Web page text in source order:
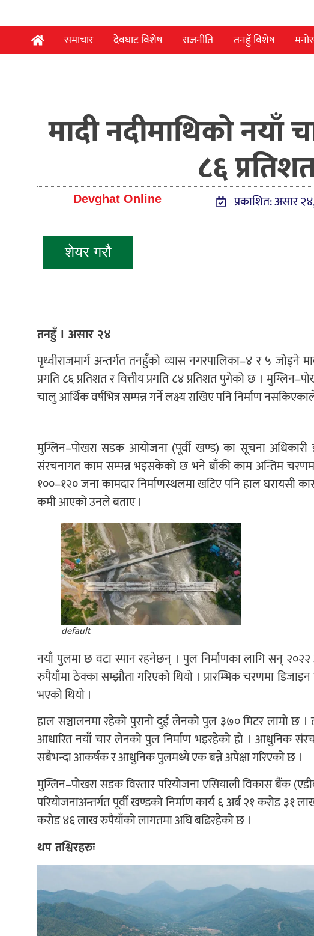
समाचार देवघाट विशेष राजनीति तनहुँ विशेष
मादी नदीमाथिको नयाँ
८६
Devghat Online प्रकाशित: असार
शेयर गरौ
तनहुँ । असार २४
पृथ्वीराजमार्ग अन्तर्गत तनहुँको व्यास नगरपालिका–४ र ५ जोड्ने
प्रगति ८६ प्रतिशत र वित्तीय प्रगति ८४ प्रतिशत पुगेको छ ।
चालु आर्थिक वर्षभित्र सम्पन्न गर्ने लक्ष्य राखिए पनि निर्माण
मुग्लिन–पोखरा सडक आयोजना (पूर्वी खण्ड) का सूचना अधिकारी
संरचनागत काम सम्पन्न भइसकेको छ भने बाँकी काम अन्तिम
१००–१२० जना कामदार निर्माणस्थलमा खटिए पनि हाल घरायसी
कमी आएको उनले बताए ।
default
नयाँ पुलमा छ वटा स्पान रहनेछन् । पुल निर्माणका लागि सन्
रुपैयाँमा ठेक्का सम्झौता गरिएको थियो । प्रारम्भिक चरणमा डिजाइन
भएको थियो ।
हाल सञ्चालनमा रहेको पुरानो दुई लेनको पुल ३७० मिटर लामो छ
आधारित नयाँ चार लेनको पुल निर्माण भइरहेको हो । आधुनिक
सबैभन्दा आकर्षक र आधुनिक पुलमध्ये एक बन्ने अपेक्षा गरिएको छ ।
मुग्लिन–पोखरा सडक विस्तार परियोजना एसियाली विकास बैंक
परियोजनाअन्तर्गत पूर्वी खण्डको निर्माण कार्य ६ अर्ब २१ करोड ३१
करोड ४६ लाख रुपैयाँको लागतमा अघि बढिरहेको छ ।
थप तश्विरहरुः